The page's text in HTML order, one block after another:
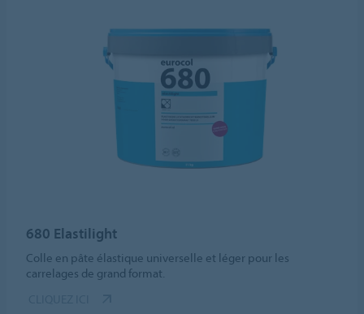
680 Elastilight
Colle en pâte élastique universelle et léger pour les
carrelages de grand format.